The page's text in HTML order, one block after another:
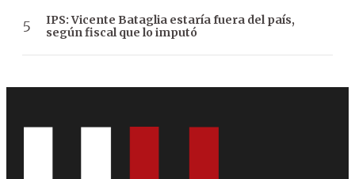
IPS: Vicente Bataglia estaría fuera del país,
según fiscal que lo imputó